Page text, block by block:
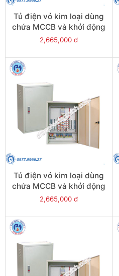
Tủ điện vỏ kim loại dùng
chứa MCCB và khởi động
từ - Model CKE10+4
2,665,000 đ
Tủ điện vỏ kim loại dùng
chứa MCCB và khởi động
từ - Model CKE10+2
2,665,000 đ